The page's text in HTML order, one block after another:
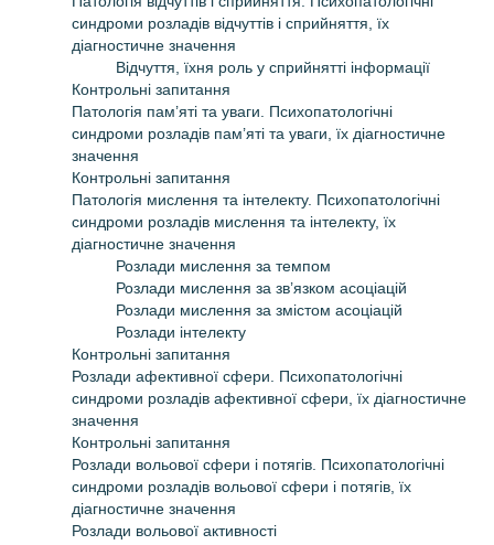
синдроми розладів відчуттів і сприйняття, їх
діагностичне значення
Відчуття, їхня роль у сприйнятті інформації
Контрольні запитання
Патологія пам’яті та уваги. Психопатологічні
синдроми розладів пам’яті та уваги, їх діагностичне
значення
Контрольні запитання
Патологія мислення та інтелекту. Психопатологічні
синдроми розладів мислення та інтелекту, їх
діагностичне значення
Розлади мислення за темпом
Розлади мислення за зв’язком асоціацій
Розлади мислення за змістом асоціацій
Розлади інтелекту
Контрольні запитання
Розлади афективної сфери. Психопатологічні
синдроми розладів афективної сфери, їх діагностичне
значення
Контрольні запитання
Розлади вольової сфери і потягів. Психопатологічні
синдроми розладів вольової сфери і потягів, їх
діагностичне значення
Розлади вольової активності